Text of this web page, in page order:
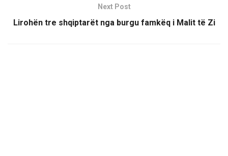
Next Post
Lirohën tre shqiptarët nga burgu famkëq i Malit të Zi